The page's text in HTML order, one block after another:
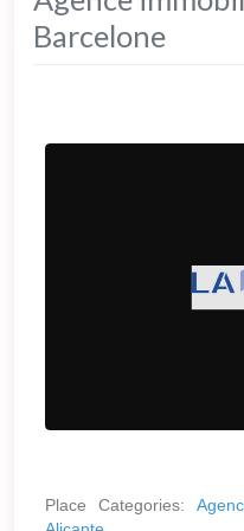
Barcelone
Place Categories: